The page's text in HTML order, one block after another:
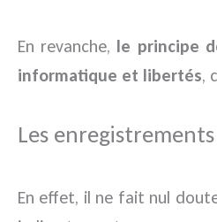
En revanche, le principe
informatique et libertés,
Les
En effet, il ne fait nul